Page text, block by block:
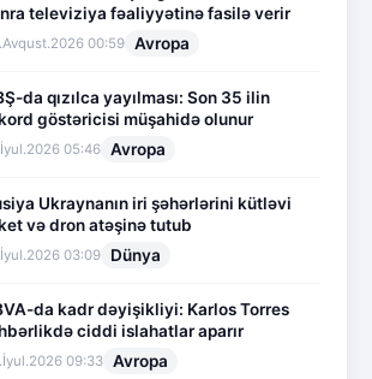
televiziya fəaliyyətinə fasilə verir
00:59 Avropa
da qızılca yayılması: Son 35 ilin
göstəricisi müşahidə olunur
05:46 Avropa
Ukraynanın iri şəhərlərini kütləvi
və dron atəşinə tutub
03:09 Dünya
da kadr dəyişikliyi: Karlos Torres
ciddi islahatlar aparır
09:33 Avropa